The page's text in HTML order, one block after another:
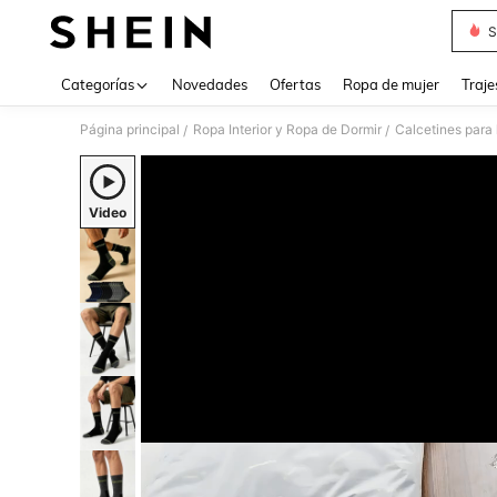
Categorías Novedades Ofertas Ropa de mujer
Página principal / Ropa Interior y Ropa de Dormir / Calcetines para
Video